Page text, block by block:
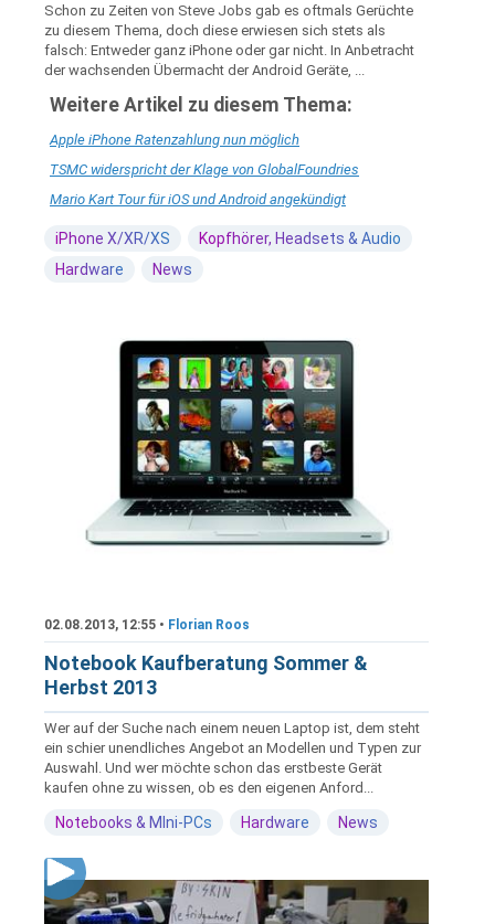
Schon zu Zeiten von Steve Jobs gab es oftmals Gerüchte
zu diesem Thema, doch diese erwiesen sich stets als
falsch: Entweder ganz iPhone oder gar nicht. In Anbetracht
der wachsenden Übermacht der Android Geräte, ...
Weitere Artikel zu diesem Thema:
Apple iPhone Ratenzahlung nun möglich
TSMC widerspricht der Klage von GlobalFoundries
Mario Kart Tour für iOS und Android angekündigt
iPhone X/XR/XS
Kopfhörer, Headsets & Audio
Hardware
News
02.08.2013, 12:55 • Florian Roos
Notebook Kaufberatung Sommer &
Herbst 2013
Wer auf der Suche nach einem neuen Laptop ist, dem steht
ein schier unendliches Angebot an Modellen und Typen zur
Auswahl. Und wer möchte schon das erstbeste Gerät
kaufen ohne zu wissen, ob es den eigenen Anford...
Notebooks & MIni-PCs Hardware News